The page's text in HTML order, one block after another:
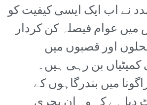
نے اب ایک ایسی کیفیت کو
عوام فیصلہ کن کردار
اور قصبوں میں
کمیٹیاں بن رہی ہیں۔
میں بندرگاہوں کے